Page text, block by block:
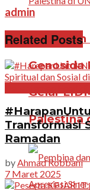
Pecahkan
Genosida
Gelar
Palestina
admin
Related Posts
Transformasi
Ramadan
byAhmad Robbani
7 Maret 2025